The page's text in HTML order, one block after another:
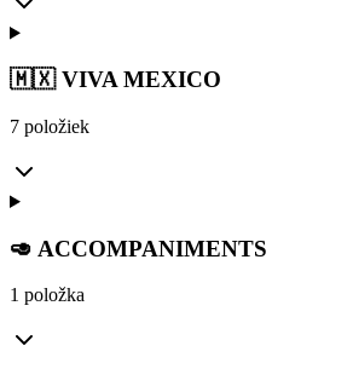
🇲🇽 VIVA MEXICO
7 položiek
🥑 ACCOMPANIMENTS
1 položka